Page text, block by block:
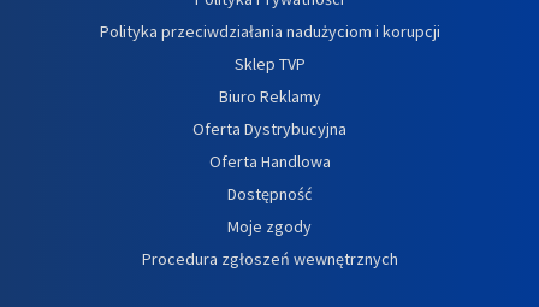
Polityka przeciwdziałania nadużyciom i korupcji
Sklep TVP
Biuro Reklamy
Oferta Dystrybucyjna
Oferta Handlowa
Dostępność
Moje zgody
Procedura zgłoszeń wewnętrznych